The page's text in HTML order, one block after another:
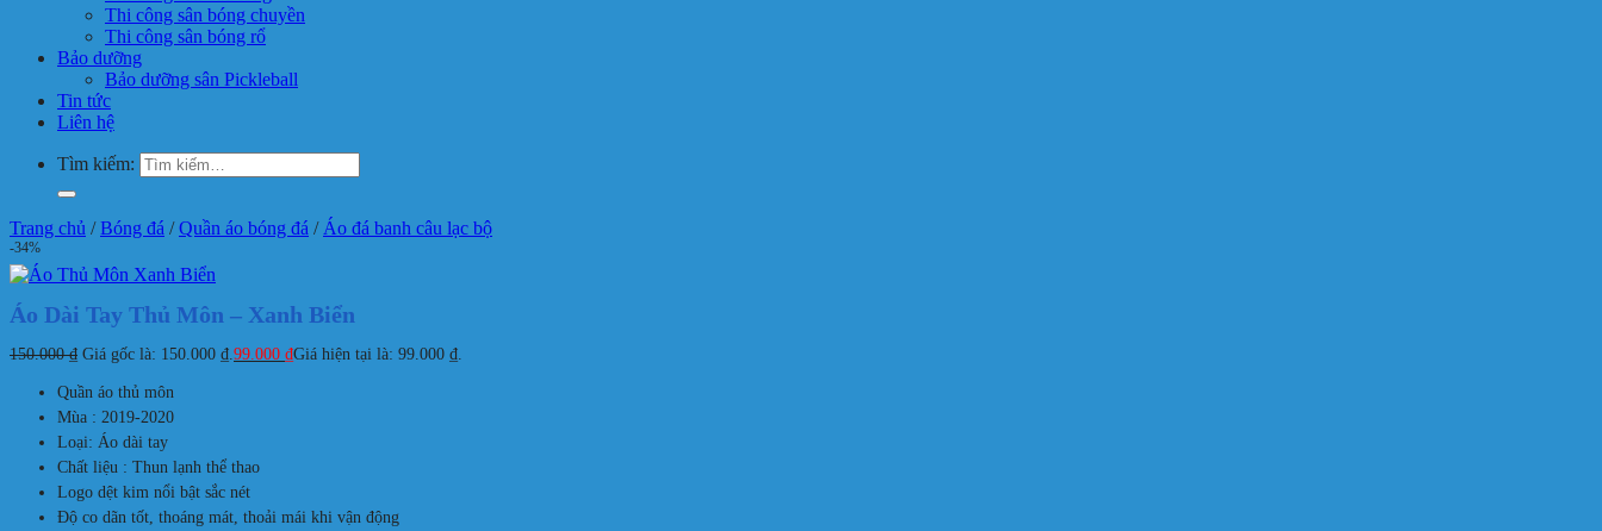
Thi công sân bóng chuyền
Thi công sân bóng rổ
Bảo dưỡng
Bảo dưỡng sân Pickleball
Tin tức
Liên hệ
Tìm kiếm:
Trang chủ / Bóng đá / Quần áo bóng đá / Áo đá banh câu lạc bộ
-34%
Áo Dài Tay Thủ Môn – Xanh Biển
150.000₫ Giá gốc là: 150.000 ₫. 99.000 ₫Giá hiện tại là: 99.000 ₫.
Quần áo thủ môn
Mùa : 2019-2020
Loại: Áo dài tay
Chất liệu : Thun lạnh thể thao
Logo dệt kim nổi bật sắc nét
Độ co dãn tốt, thoáng mát, thoải mái khi vận động